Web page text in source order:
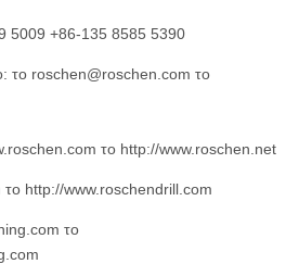
5009 +86-135 8585 5390
το roschen@roschen.com το
το http://www.roschen.net
http://www.roschendrill.com
το